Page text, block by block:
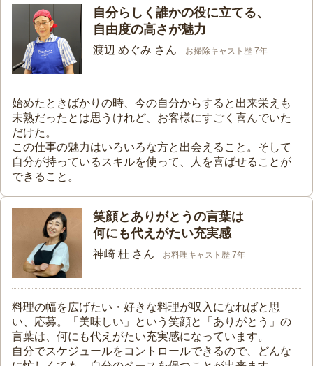
自分らしく誰かの役に立てる、
自由度の高さが魅力
渡辺 めぐみ さん お掃除キャスト歴 7年
始めたときばかりの時、今の自分からすると出来栄えも
未熟だったとは思うけれど、お客様にすごく喜んでいた
だけた。
この仕事の魅力はいろいろな方と出会えること。そして
自分が持っているスキルを使って、人を喜ばせることが
できること。
笑顔とありがとうの言葉は
何にも代えがたい充実感
神崎 桂 さん お料理キャスト歴 7年
料理の幅を広げたい・好きな料理が収入になればと思
い、応募。「美味しい」という笑顔と「ありがとう」の
言葉は、何にも代えがたい充実感になっています。
自分でスケジュールをコントロールできるので、どんな